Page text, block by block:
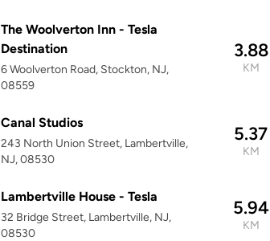
The Woolverton Inn - Tesla
Destination
6 Woolverton Road, Stockton, NJ,
08559
3.88
KM
Canal Studios
243 North Union Street, Lambertville,
NJ, 08530
5.37
KM
Lambertville House - Tesla
32 Bridge Street, Lambertville, NJ,
08530
5.94
KM